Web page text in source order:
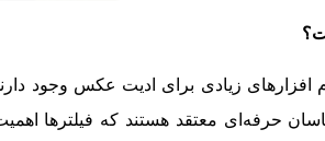
افزارهای زیادی برای ادیت عکس وجود
حرفه‌ای معتقد هستند که فیلترها